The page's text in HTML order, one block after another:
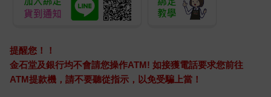
提醒您！！
金石堂及銀行均不會請您操作ATM! 如接獲電話要求您前往
ATM提款機，請不要聽從指示，以免受騙上當！